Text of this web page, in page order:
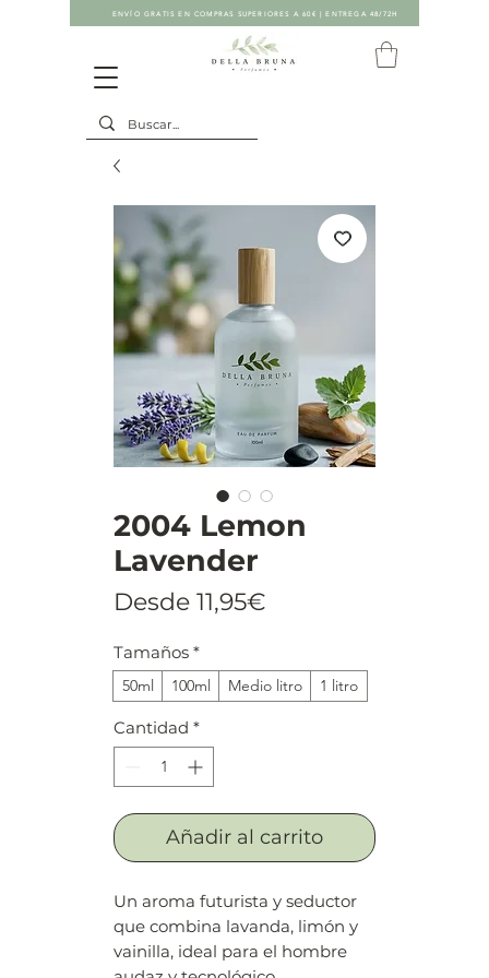
ENVÍO GRATIS EN COMPRAS SUPERIORES A 60€ | ENTREGA 48/72H
2004 Lemon
Lavender
Desde 11,95€
Tamaños *
50ml 100ml Medio litro 1 litro
Cantidad *
Añadir al carrito
Un aroma futurista y seductor
que combina lavanda, limón y
vainilla, ideal para el hombre